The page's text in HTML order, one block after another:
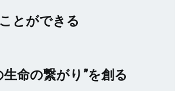
とができる
生命の繋がり”を創る